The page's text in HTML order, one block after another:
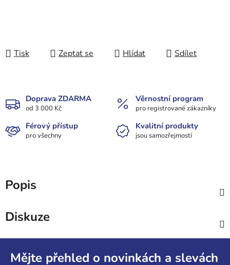
Tisk Zeptat se Hlídat Sdílet
Doprava ZDARMA
od 3 000 Kč
Věrnostní program
pro registrované zákazníky
Férový přístup
pro všechny
Kvalitní produkty
jsou samozřejmostí
Popis
Diskuze
Mějte přehled o novinkách a slevách